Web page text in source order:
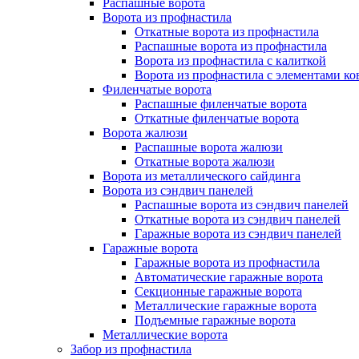
Распашные ворота
Ворота из профнастила
Откатные ворота из профнастила
Распашные ворота из профнастила
Ворота из профнастила с калиткой
Ворота из профнастила с элементами
Филенчатые ворота
Распашные филенчатые ворота
Откатные филенчатые ворота
Ворота жалюзи
Распашные ворота жалюзи
Откатные ворота жалюзи
Ворота из металлического сайдинга
Ворота из сэндвич панелей
Распашные ворота из сэндвич панелей
Откатные ворота из сэндвич панелей
Гаражные ворота из сэндвич панелей
Гаражные ворота
Гаражные ворота из профнастила
Автоматические гаражные ворота
Секционные гаражные ворота
Металлические гаражные ворота
Подъемные гаражные ворота
Металлические ворота
Забор из профнастила